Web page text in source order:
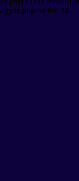
on line 12